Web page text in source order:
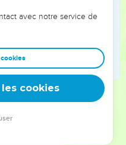
dieux et le Seigneur des
tu as pu dévoiler celui-
élevée à Daniel et lui
Il lui donna le
de Babylone et le
sages de Babylone.
l'administration de la
avec notre service de
cookies